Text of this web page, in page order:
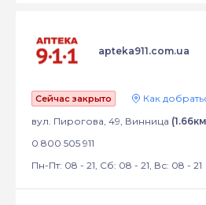
apteka911.com.ua
Сейчас закрыто
Как
вул. Пирогова, 49, Винница
0 800 505 911
Пн-Пт: 08 - 21, Сб: 08 - 21, Вс: 08 - 21